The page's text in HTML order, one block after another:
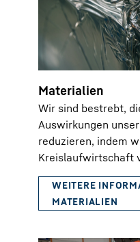
Materialien
Wir sind bestrebt,
Auswirkungen
reduzieren, indem
Kreislaufwirtschaft